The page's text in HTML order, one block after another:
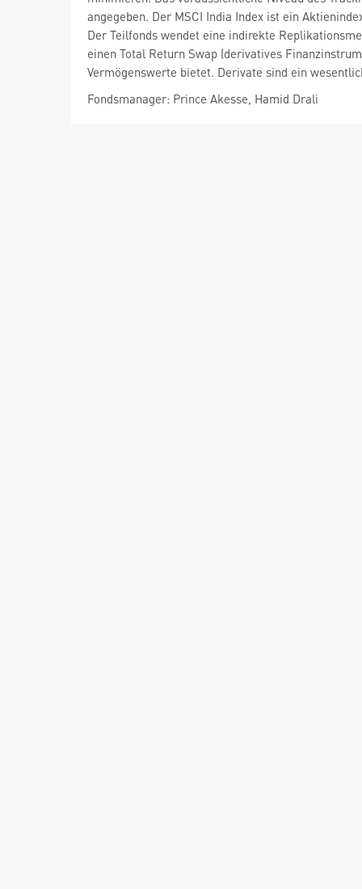
angegeben. Der MSCI India Index ist ein
Der Teilfonds wendet eine indirekte
einen Total Return Swap (derivatives
Vermögenswerte bietet. Derivate sind ein
Fondsmanager: Prince Akesse, Hamid Drali